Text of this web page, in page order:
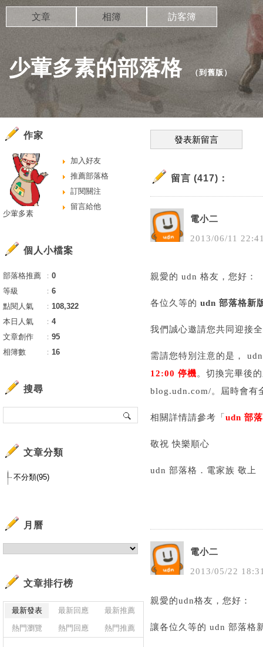
少葷多素的部落格 （到舊版 ）
文章 相簿 訪客簿
發表新留言
留言 (417)：
電小二
2013/06/11 22:
親愛的 udn 格友，您好：
各位久等的 udn 部落格新
我們誠心邀請您共同迎接
需請您特別注意的是，
12:00 停機。切換完畢後
blog.udn.com/。屆時會有
相關詳情請參考「 udn 部
敬祝 快樂順心
udn 部落格．電家族 敬上
電小二
2013/05/22 18:
親愛的udn格友，您好：
讓各位久等的 udn 部落格
作家
加入好友
推薦部落格
訂閱關注
留言給他
少葷多素
個人小檔案
部落格推薦 ： 0
等級
： 6
點閱人氣
： 108,322
本日人氣
： 4
文章創作
： 95
相簿數
： 16
搜尋
文章分類
不分類(95)
月曆
文章排行榜
最新發表 最新回應
最新推薦
熱門瀏覽
熱門回應 熱門推薦